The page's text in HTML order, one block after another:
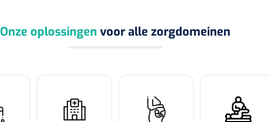
Onze oplossingen voor alle zorgdomeinen